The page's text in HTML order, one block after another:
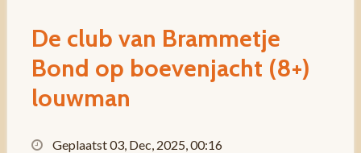
De club van Brammetje
Bond op boevenjacht (8+)
louwman
Geplaatst 03, Dec, 2025, 00:16